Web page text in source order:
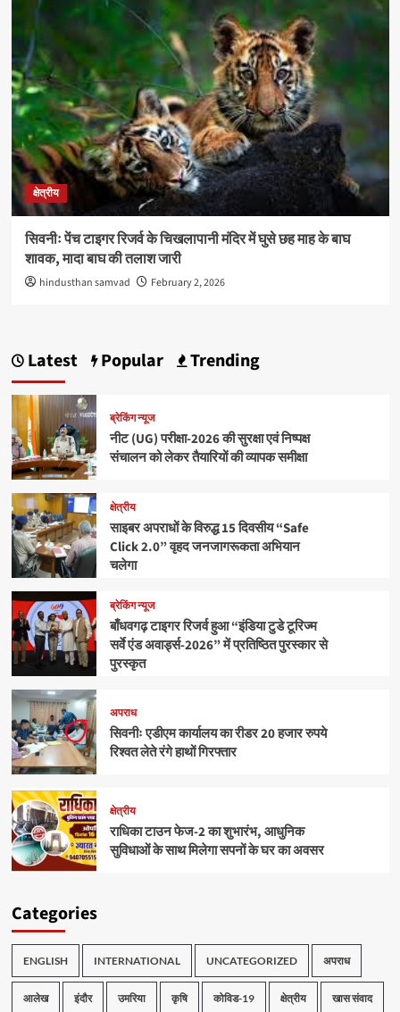
क्षेत्रीय
सिवनीः पेंच टाइगर रिजर्व के चिखलापानी मंदिर में घुसे छह माह के बाघ
शावक, मादा बाघ की तलाश जारी
hindusthan samvad February 2, 2026
Latest Popular Trending
ब्रेकिंग न्यूज
नीट (UG) परीक्षा-2026 की सुरक्षा एवं निष्पक्ष
संचालन को लेकर तैयारियों की व्यापक समीक्षा
क्षेत्रीय
साइबर अपराधों के विरुद्ध 15 दिवसीय “Safe
Click 2.0” वृहद जनजागरूकता अभियान
चलेगा
ब्रेकिंग न्यूज
बाँधवगढ़ टाइगर रिजर्व हुआ “इंडिया टुडे टूरिज्म
सर्वे एंड अवार्ड्स-2026” में प्रतिष्ठित पुरस्कार से
पुरस्कृत
अपराध
सिवनीः एडीएम कार्यालय का रीडर 20 हजार रुपये
रिश्वत लेते रंगे हाथों गिरफ्तार
क्षेत्रीय
राधिका टाउन फेज-2 का शुभारंभ, आधुनिक
सुविधाओं के साथ मिलेगा सपनों के घर का अवसर
Categories
ENGLISH INTERNATIONAL UNCATEGORIZED अपराध
आलेख इंदौर उमरिया कृषि कोविड-19 क्षेत्रीय खास संवाद